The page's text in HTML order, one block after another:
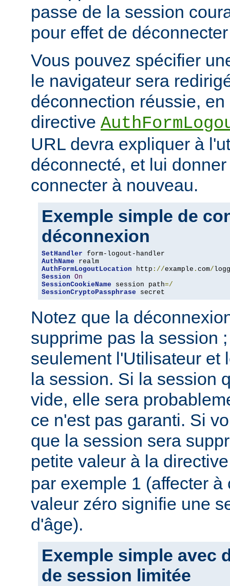
passe de la session
pour effet de
Vous pouvez spécifier
le navigateur sera
déconnection réussie,
directive
URL devra expliquer à
déconnecté, et lui
connecter à nouveau.
Exemple simple de
déconnexion
SetHandler
AuthName
AuthFormLogoutLocation http ://example . com/
Session On
SessionCookieName session path=/
SessionCryptoPassphrase secret
Notez que la
supprime pas la session
seulement l'Utilisateur et
la session. Si la session
vide, elle sera
ce n'est pas garanti. Si
que la session sera
petite valeur à la
par exemple 1 (affecter
valeur zéro signifie une
d'âge).
Exemple simple avec
de session limitée